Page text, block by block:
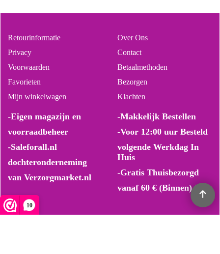
10
Over Ons
Contact
Betaalmethoden
Bezorgen
Klachten
Retourinformatie
Privacy
Voorwaarden
Favorieten
Mijn winkelwagen
-Makkelijk Bestellen
-Voor 12:00 uur Besteld
volgende Werkdag In
Huis
-Gratis Thuisbezorgd
vanaf 60 € (Binnen) NL
-Eigen magazijn en
voorraadbeheer
-Saleforall.nl
dochteronderneming
van Verzorgmarket.nl